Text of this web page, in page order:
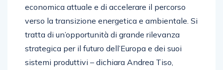
economica attuale e di accelerare il percorso
verso la transizione energetica e ambientale. Si
tratta di un’opportunità di grande rilevanza
strategica per il futuro dell’Europa e dei suoi
sistemi produttivi – dichiara Andrea Tiso,